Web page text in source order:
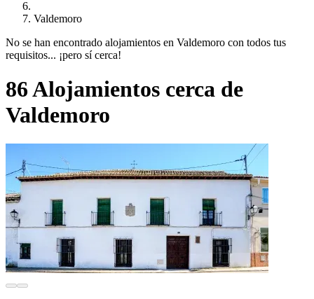
Valdemoro
No se han encontrado alojamientos en Valdemoro con todos tus
requisitos... ¡pero sí cerca!
86 Alojamientos cerca de
Valdemoro